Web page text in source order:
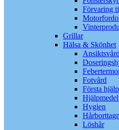
Förvaring
Grillar
Hälsa & Skönhet
Ansiktsvård
Fotvård
Första
Hjälpmedel
Hygien
Löshår